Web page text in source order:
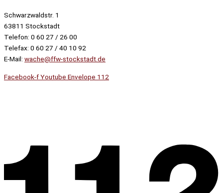
Schwarzwaldstr. 1
63811 Stockstadt
Telefon: 0 60 27 / 26 00
Telefax: 0 60 27 / 40 10 92
E-Mail: wache@ffw-stockstadt.de
Facebook-fYoutube Envelope 112